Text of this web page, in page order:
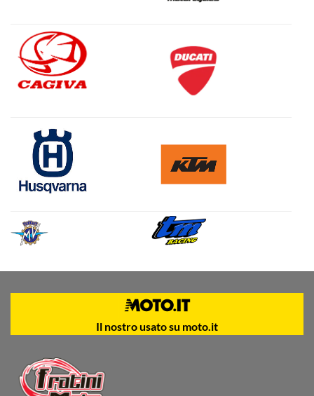
Il nostro usato su moto.it